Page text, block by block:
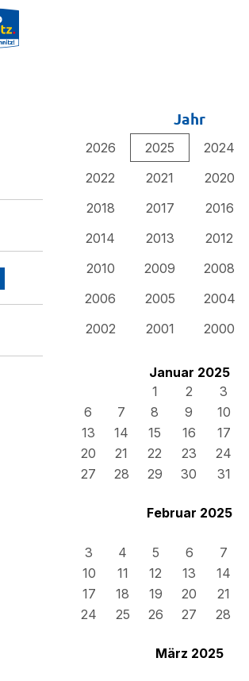
Jahr
2026 2025 2024
2022
2021 2020
2018
2017 2016
2014
2013 2012
2010
2009 2008
2006
2005 2004
2002
2001 2000
Januar 2025
1
2 3
6
7 8 9 10
13
14 15 16 17
20
21 22 23 24
27
28 29 30 31
Februar 2025
3
4 5 6 7
10
11 12 13 14
17
18 19 20 21
24
25 26 27 28
März 2025